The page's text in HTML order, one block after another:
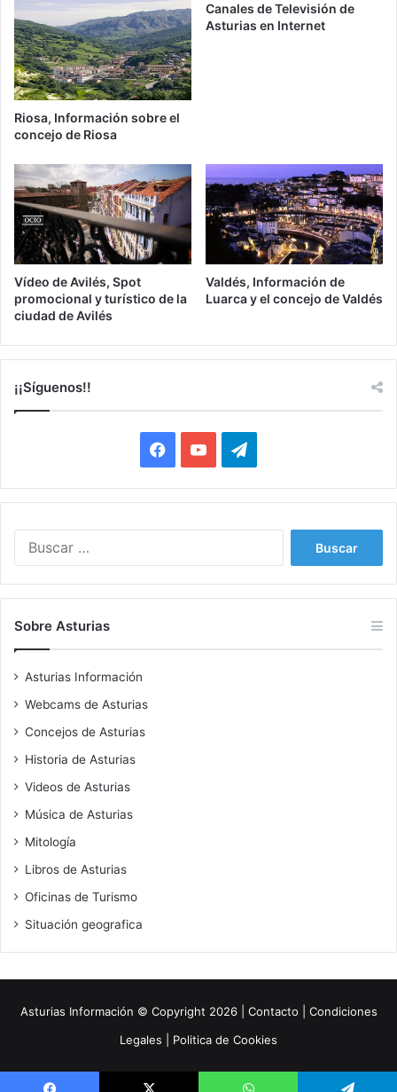
Riosa, Información sobre el
concejo de Riosa
Canales de Televisión de
Asturias en Internet
Vídeo de Avilés, Spot
promocional y turístico de la
ciudad de Avilés
Valdés, Información de
Luarca y el concejo de Valdés
¡¡Síguenos!!
Facebook
YouTubeTelegram
Sobre Asturias
Asturias Información
Webcams de Asturias
Concejos de Asturias
Historia de Asturias
Videos de Asturias
Música de Asturias
Mitología
Libros de Asturias
Oficinas de Turismo
Situación geografica
Asturias Información © Copyright 2026 | Contacto
Condiciones
Legales
Politica de Cookies